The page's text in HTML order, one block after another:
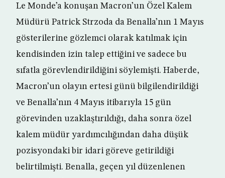
Le Monde’a konuşan Macron’un Özel Kalem
Müdürü Patrick Strzoda da Benalla’nın 1 Mayıs
gösterilerine gözlemci olarak katılmak için
kendisinden izin talep ettiğini ve sadece bu
sıfatla görevlendirildiğini söylemişti. Haberde,
Macron’un olayın ertesi günü bilgilendirildiği
ve Benalla’nın 4 Mayıs itibarıyla 15 gün
görevinden uzaklaştırıldığı, daha sonra özel
kalem müdür yardımcılığından daha düşük
pozisyondaki bir idari göreve getirildiği
belirtilmişti. Benalla, geçen yıl düzenlenen